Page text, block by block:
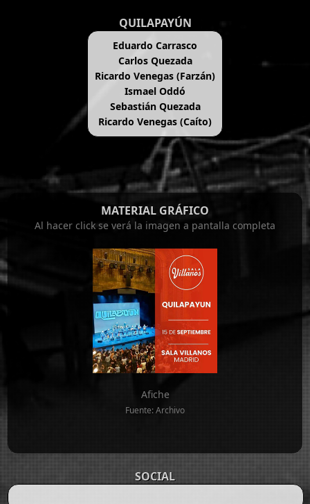
QUILAPAYÚN
Eduardo Carrasco
Carlos Quezada
Ricardo Venegas (Farzán)
Ismael Oddó
Sebastián Quezada
Ricardo Venegas (Caíto)
MATERIAL GRÁFICO
Al hacer click se verá la imagen a pantalla completa
Afiche
Fuente: Archivo
SOCIAL